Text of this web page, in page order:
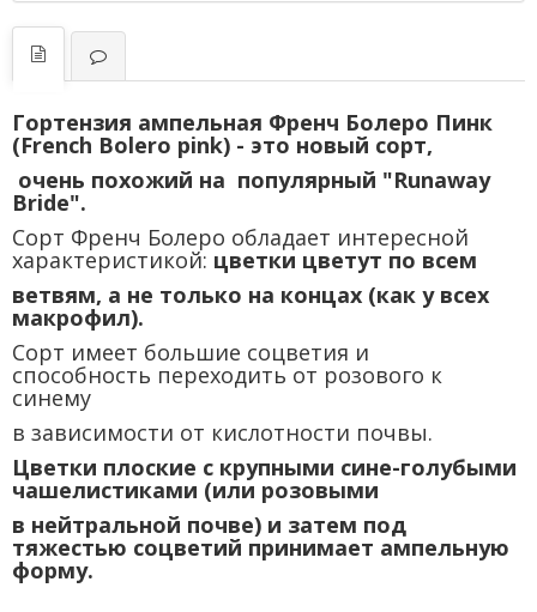
Гортензия ампельная Френч Болеро Пинк
(French Bolero pink) - это новый сорт,
очень похожий на популярный "Runaway
Bride".
Сорт Френч Болеро обладает интересной
характеристикой: цветки цветут по всем
ветвям, а не только на концах (как у всех
макрофил).
Сорт имеет большие соцветия и
способность переходить от розового к
синему
в зависимости от кислотности почвы.
Цветки плоские с крупными сине-голубыми
чашелистиками (или розовыми
в нейтральной почве) и затем под
тяжестью соцветий принимает ампельную
форму.